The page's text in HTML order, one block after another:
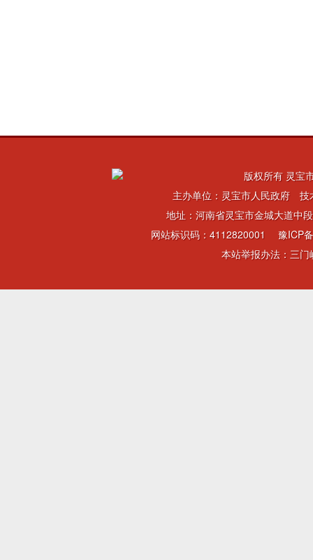
版权所有 灵宝
主办单位：灵宝市人民政府 技
地址：河南省灵宝市金城大道
网站标识码：4112820001 豫ICP
本站举报办法：三